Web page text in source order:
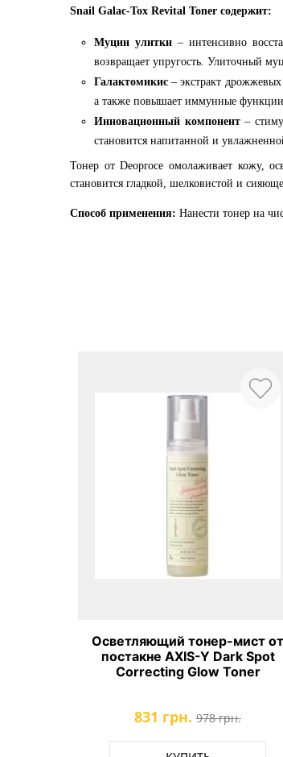
Snail Galac-Tox Revital Toner содержит:
Муцин улитки – интенсивно
возвращает упругость. Улиточный
Галактомикис – экстракт
а также повышает иммунные
Инновационный компонент–
становится напитанной и
Тонер от Deoproce омолаживает кожу,
становится гладкой, шелковистой и
Способ применения: Нанести тонер на
Осветляющий тонер-мист от
постакне AXIS-Y Dark Spot
Correcting Glow Toner
831 грн. 978 грн.